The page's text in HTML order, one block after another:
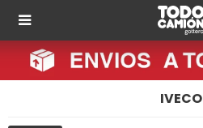

IVECO